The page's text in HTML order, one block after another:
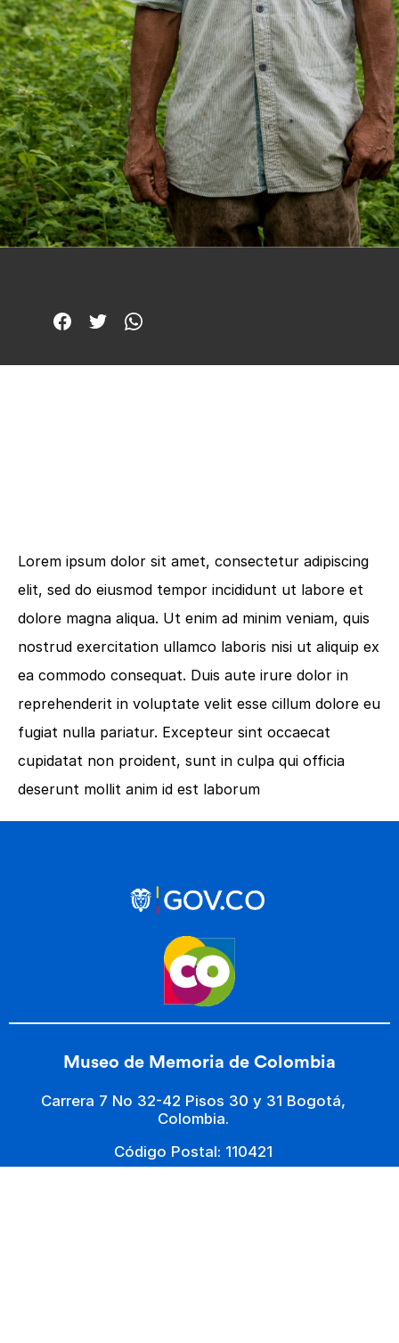
Lorem ipsum dolor sit amet, consectetur adipiscing
elit, sed do eiusmod tempor incididunt ut labore et
dolore magna aliqua. Ut enim ad minim veniam, quis
nostrud exercitation ullamco laboris nisi ut aliquip ex
ea commodo consequat. Duis aute irure dolor in
reprehenderit in voluptate velit esse cillum dolore eu
fugiat nulla pariatur. Excepteur sint occaecat
cupidatat non proident, sunt in culpa qui officia
deserunt mollit anim id est laborum
Museo de Memoria de Colombia
Carrera 7 No 32-42 Pisos 30 y 31 Bogotá,
Colombia.
Código Postal: 110421